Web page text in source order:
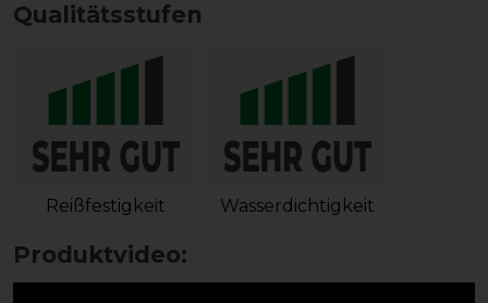
Qualitätsstufen
Reißfestigkeit Wasserdichtigkeit
Produktvideo: